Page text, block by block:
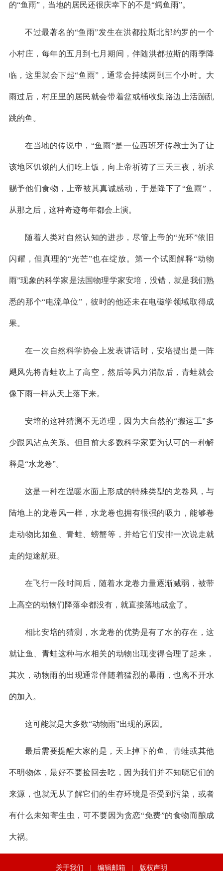
的“鱼雨”，当地的居民还很庆幸下的不是“鳄鱼雨”。
不过最著名的“鱼雨”发生在洪都拉斯北部约罗的一个
小村庄，每年的五月到七月期间，伴随洪都拉斯的雨季降
临，这里就会下起“鱼雨”，通常会持续两到三个小时。大
雨过后，村庄里的居民就会带着盆或桶收集路边上活蹦乱
跳的鱼。
在当地的传说中，“鱼雨”是一位西班牙传教士为了让
该地区饥饿的人们吃上饭，向上帝祈祷了三天三夜，祈求
赐予他们食物，上帝被其真诚感动，于是降下了“鱼雨”，
从那之后，这种奇迹每年都会上演。
随着人类对自然认知的进步，尽管上帝的“光环”依旧
闪耀，但真理的“光芒”也在绽放。第一个试图解释“动物
雨”现象的科学家是法国物理学家安培，没错，就是我们熟
悉的那个“电流单位”，彼时的他还未在电磁学领域取得成
果。
在一次自然科学协会上发表讲话时，安培提出是一阵
飓风先将青蛙吹上了高空，然后等风力消散后，青蛙就会
像下雨一样从天上落下来。
安培的这种猜测不无道理，因为大自然的“搬运工”多
少跟风沾点关系。但目前大多数科学家更为认可的一种解
释是“水龙卷”。
这是一种在温暖水面上形成的特殊类型的龙卷风，与
陆地上的龙卷风一样，水龙卷也拥有很强的吸力，能够卷
走动物比如鱼、青蛙、螃蟹等，并给它们安排一次说走就
走的短途航班。
在飞行一段时间后，随着水龙卷力量逐渐减弱，被带
上高空的动物们降落伞都没有，就直接落地成盒了。
相比安培的猜测，水龙卷的优势是有了水的存在，这
就让鱼、青蛙这种与水相关的动物出现变得合理了起来，
其次，动物雨的出现通常伴随着猛烈的暴雨，也离不开水
的加入。
这可能就是大多数“动物雨”出现的原因。
最后需要提醒大家的是，天上掉下的鱼、青蛙或其他
不明物体，最好不要捡回去吃，因为我们并不知晓它们的
来源，也就无从了解它们的生存环境是否受到污染，或者
有什么未知寄生虫，可不要因为贪恋“免费”的食物而酿成
大祸。
关于我们 | 编辑邮箱 | 版权声明